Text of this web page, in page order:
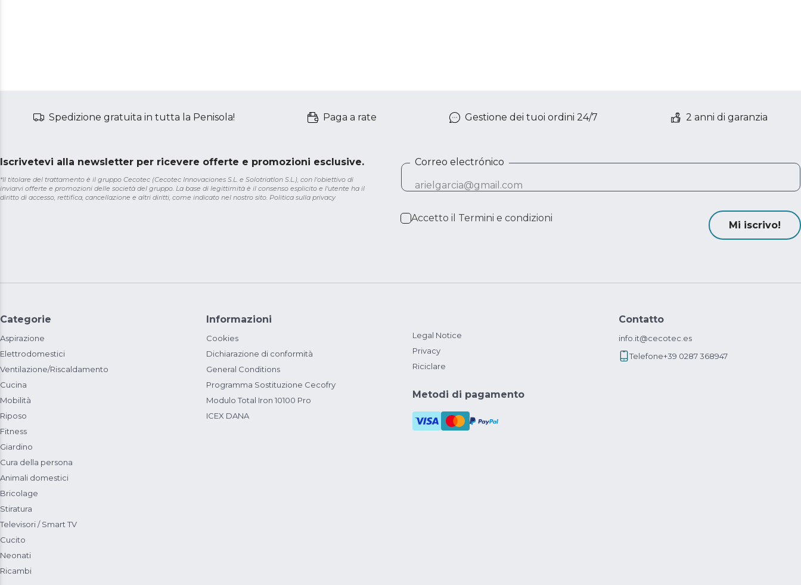
Spedizione gratuita in tutta la Penisola! Paga a rate Gestione dei tuoi ordini 24/7 2 anni di garanzia
Iscrivetevi alla newsletter per ricevere offerte e promozioni esclusive.
*Il titolare del trattamento è il gruppo Cecotec (Cecotec Innovaciones S.L. e Solotriatlon S.L.), con l'obiettivo di
inviarvi offerte e promozioni delle società del gruppo. La base di legittimità è il consenso esplicito e l'utente ha il
diritto di accesso, rettifica, cancellazione e altri diritti, come indicato nel nostro sito. Politica sulla privacy
Correo electrónico
Accetto il Termini e condizioni
Mi iscrivo!
Categorie
Aspirazione
Elettrodomestici
Ventilazione/Riscaldamento
Cucina
Mobilità
Riposo
Fitness
Giardino
Cura della persona
Animali domestici
Bricolage
Stiratura
Televisori / Smart TV
Cucito
Neonati
Ricambi
Informazioni
Cookies
Dichiarazione di conformità
General Conditions
Programma Sostituzione Cecofry
Modulo Total Iron 10100 Pro
ICEX DANA
Legal Notice
Privacy
Riciclare
Metodi di pagamento
Contatto
info.it@cecotec.es
Telefone+39 0287 368947